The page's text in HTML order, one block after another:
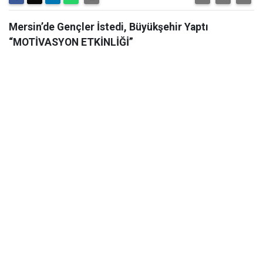
Mersin’de Gençler İstedi, Büyükşehir Yaptı
“MOTİVASYON ETKİNLİĞİ”